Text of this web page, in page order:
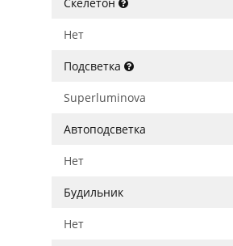
Нет
Подсветка
Superluminova
Автоподсветка
Нет
Будильник
Нет